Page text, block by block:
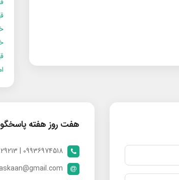
هفت روز هفته
09936974518 | 09024929213 | 09398370112